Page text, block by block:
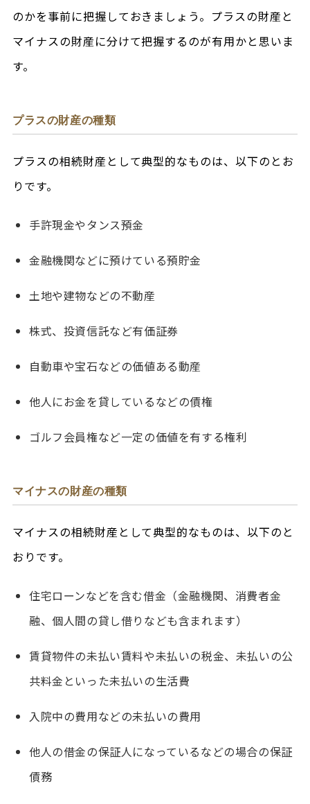
のかを事前に把握しておきましょう。プラスの財産と
マイナスの財産に分けて把握するのが有用かと思いま
す。
プラスの財産の種類
プラスの相続財産として典型的なものは、以下のとお
りです。
手許現金やタンス預金
金融機関などに預けている預貯金
土地や建物などの不動産
株式、投資信託など有価証券
自動車や宝石などの価値ある動産
他人にお金を貸しているなどの債権
ゴルフ会員権など一定の価値を有する権利
マイナスの財産の種類
マイナスの相続財産として典型的なものは、以下のと
おりです。
住宅ローンなどを含む借金（金融機関、消費者金
融、個人間の貸し借りなども含まれます）
賃貸物件の未払い賃料や未払いの税金、未払いの公
共料金といった未払いの生活費
入院中の費用などの未払いの費用
他人の借金の保証人になっているなどの場合の保証
債務